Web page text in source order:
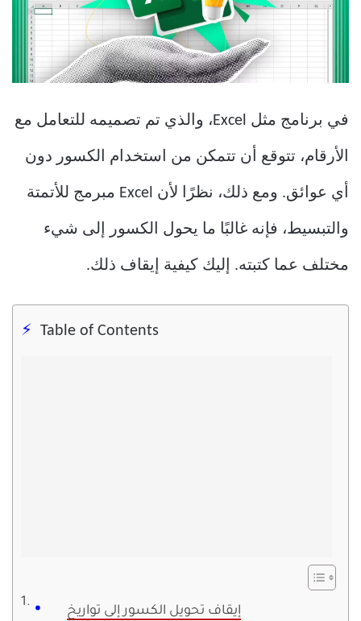
في برنامج مثل Excel، والذي تم تصميمه للتعامل مع
الأرقام، تتوقع أن تتمكن من استخدام الكسور دون
أي عوائق. ومع ذلك، نظرًا لأن Excel مبرمج للأتمتة
والتبسيط، فإنه غالبًا ما يحول الكسور إلى شيء
مختلف عما كتبته. إليك كيفية إيقاف ذلك.
Table of Contents
إيقاف تحويل الكسور إلى تواريخ